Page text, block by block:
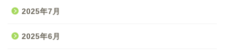
2025年7月
2025年6月